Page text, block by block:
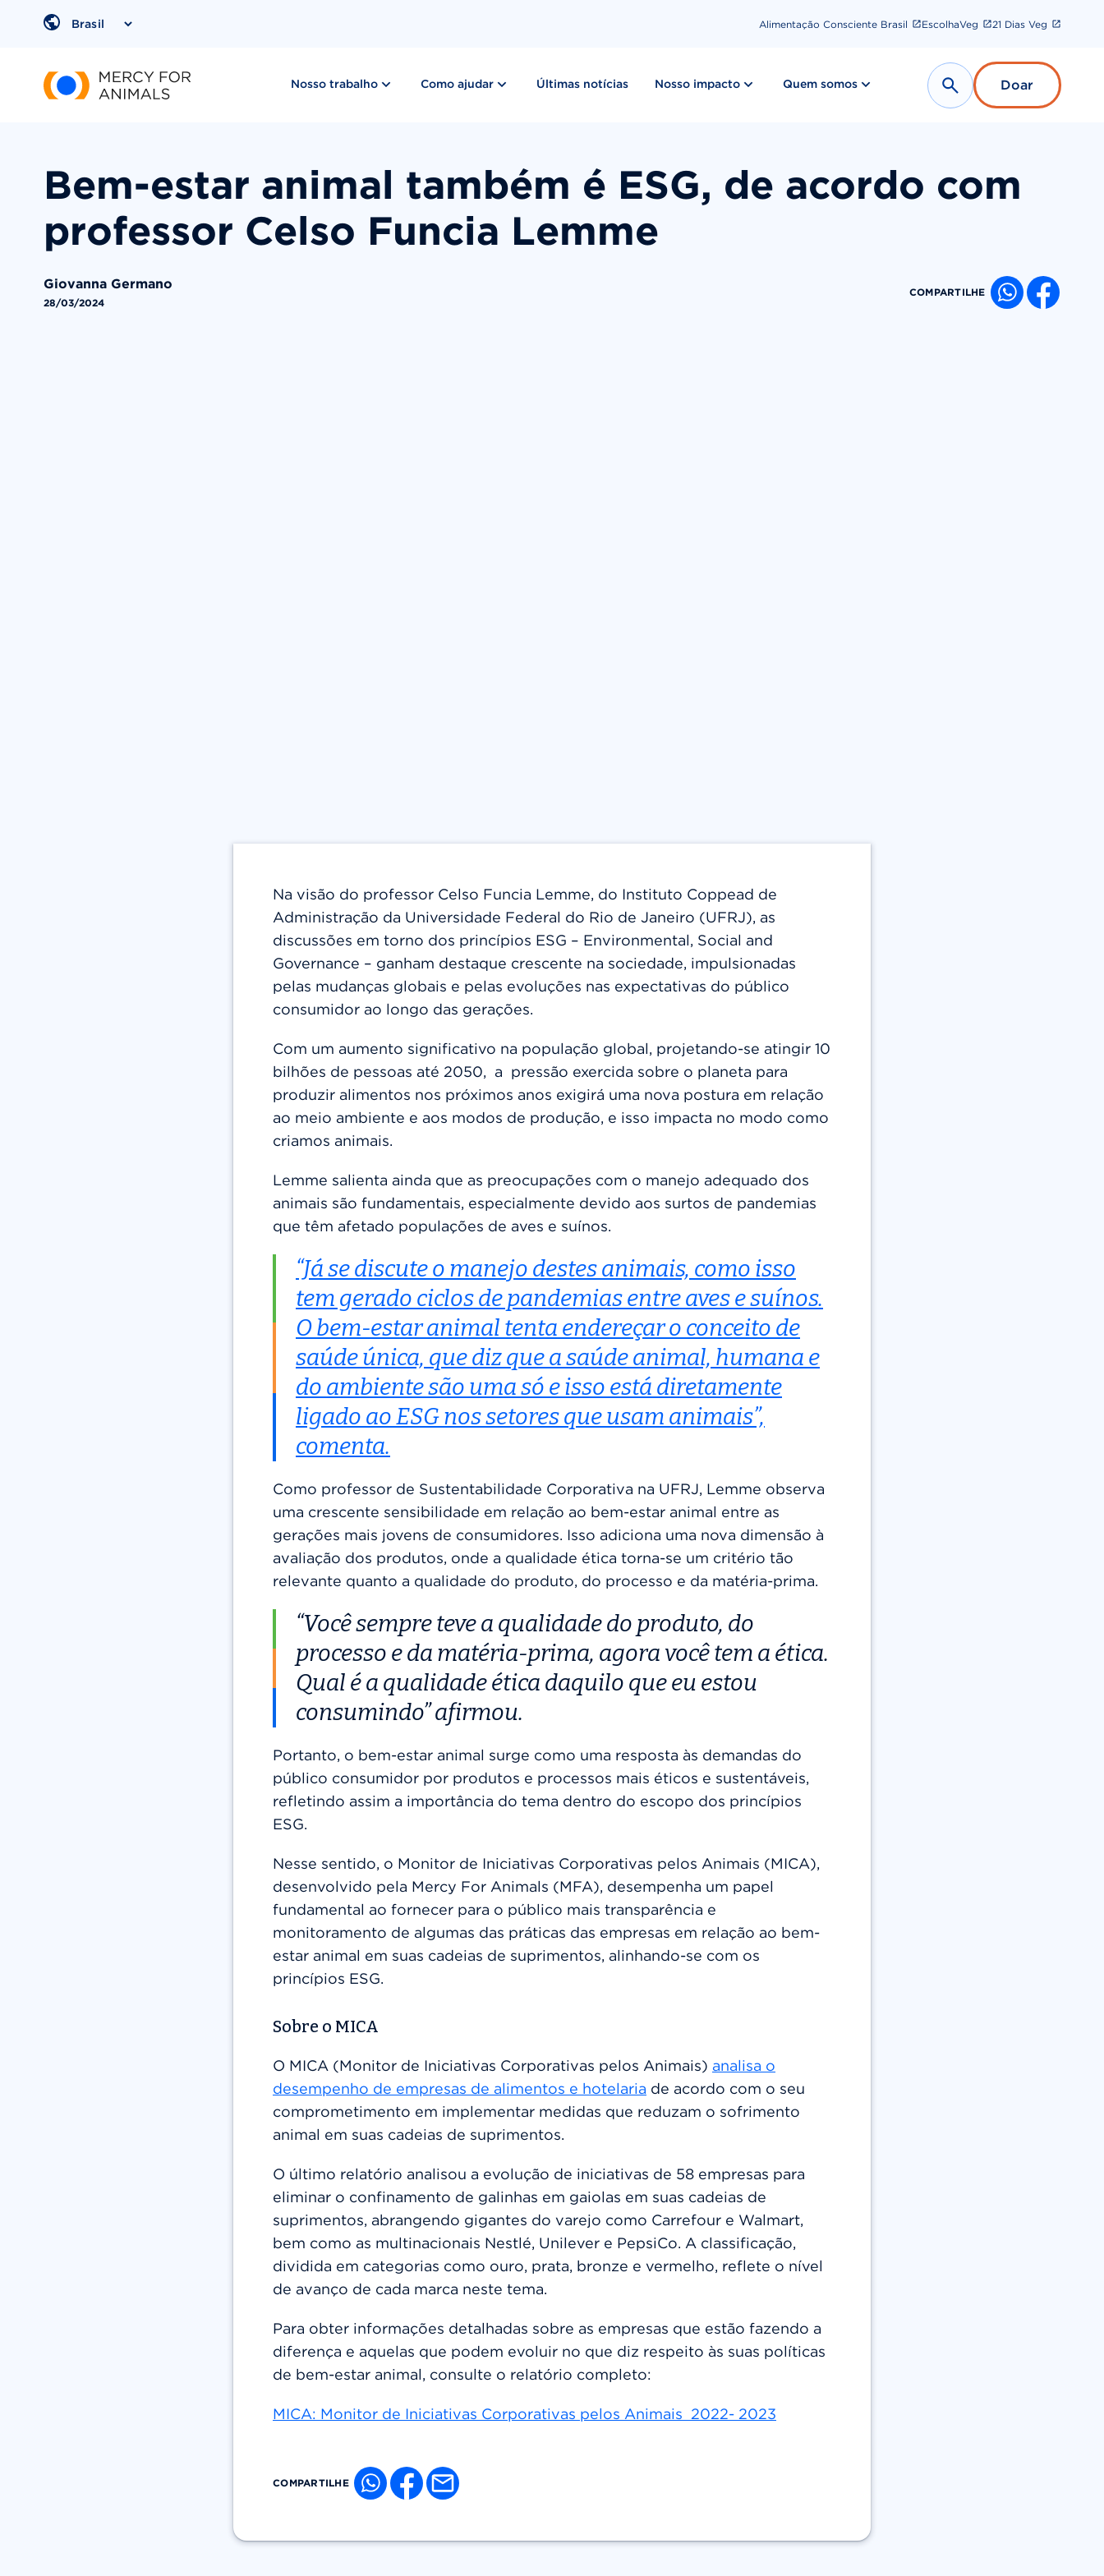
Region Alimentação Consciente Brasil EscolhaVeg 21 Dias Veg
Nosso trabalho Como ajudar Últimas notícias Nosso impacto show submenu for “ Nosso impacto ”
Quem somos Search Doar
Bem-estar animal também é ESG, de acordo com
professor Celso Funcia Lemme
Giovanna Germano
28/03/2024
COMPARTILHE
Na visão do professor Celso Funcia Lemme, do Instituto Coppead de
Administração da Universidade Federal do Rio de Janeiro (UFRJ), as
discussões em torno dos princípios ESG – Environmental, Social and
Governance – ganham destaque crescente na sociedade, impulsionadas
pelas mudanças globais e pelas evoluções nas expectativas do público
consumidor ao longo das gerações.
Com um aumento significativo na população global, projetando-se atingir 10
bilhões de pessoas até 2050, a pressão exercida sobre o planeta para
produzir alimentos nos próximos anos exigirá uma nova postura em relação
ao meio ambiente e aos modos de produção, e isso impacta no modo como
criamos animais.
Lemme salienta ainda que as preocupações com o manejo adequado dos
animais são fundamentais, especialmente devido aos surtos de pandemias
que têm afetado populações de aves e suínos.
“Já se discute o manejo destes animais, como isso
tem gerado ciclos de pandemias entre aves e suínos.
O bem-estar animal tenta endereçar o conceito de
saúde única, que diz que a saúde animal, humana e
do ambiente são uma só e isso está diretamente
ligado ao ESG nos setores que usam animais”,
comenta.
Como professor de Sustentabilidade Corporativa na UFRJ, Lemme observa
uma crescente sensibilidade em relação ao bem-estar animal entre as
gerações mais jovens de consumidores. Isso adiciona uma nova dimensão à
avaliação dos produtos, onde a qualidade ética torna-se um critério tão
relevante quanto a qualidade do produto, do processo e da matéria-prima.
“Você sempre teve a qualidade do produto, do
processo e da matéria-prima, agora você tem a ética.
Qual é a qualidade ética daquilo que eu estou
consumindo” afirmou.
Portanto, o bem-estar animal surge como uma resposta às demandas do
público consumidor por produtos e processos mais éticos e sustentáveis,
refletindo assim a importância do tema dentro do escopo dos princípios
ESG.
Nesse sentido, o Monitor de Iniciativas Corporativas pelos Animais (MICA),
desenvolvido pela Mercy For Animals (MFA), desempenha um papel
fundamental ao fornecer para o público mais transparência e
monitoramento de algumas das práticas das empresas em relação ao bem-
estar animal em suas cadeias de suprimentos, alinhando-se com os
princípios ESG.
Sobre o MICA
O MICA (Monitor de Iniciativas Corporativas pelos Animais) analisa o
desempenho de empresas de alimentos e hotelaria de acordo com o seu
comprometimento em implementar medidas que reduzam o sofrimento
animal em suas cadeias de suprimentos.
O último relatório analisou a evolução de iniciativas de 58 empresas para
eliminar o confinamento de galinhas em gaiolas em suas cadeias de
suprimentos, abrangendo gigantes do varejo como Carrefour e Walmart,
bem como as multinacionais Nestlé, Unilever e PepsiCo. A classificação,
dividida em categorias como ouro, prata, bronze e vermelho, reflete o nível
de avanço de cada marca neste tema.
Para obter informações detalhadas sobre as empresas que estão fazendo a
diferença e aquelas que podem evoluir no que diz respeito às suas políticas
de bem-estar animal, consulte o relatório completo:
MICA: Monitor de Iniciativas Corporativas pelos Animais 2022- 2023
COMPARTILHE